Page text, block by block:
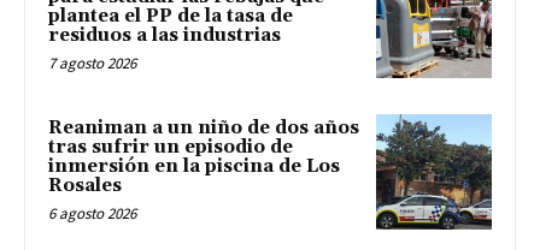
plantea el PP de la tasa de
residuos a las industrias
7 agosto 2026
Reaniman a un niño de dos años
tras sufrir un episodio de
inmersión en la piscina de Los
Rosales
6 agosto 2026